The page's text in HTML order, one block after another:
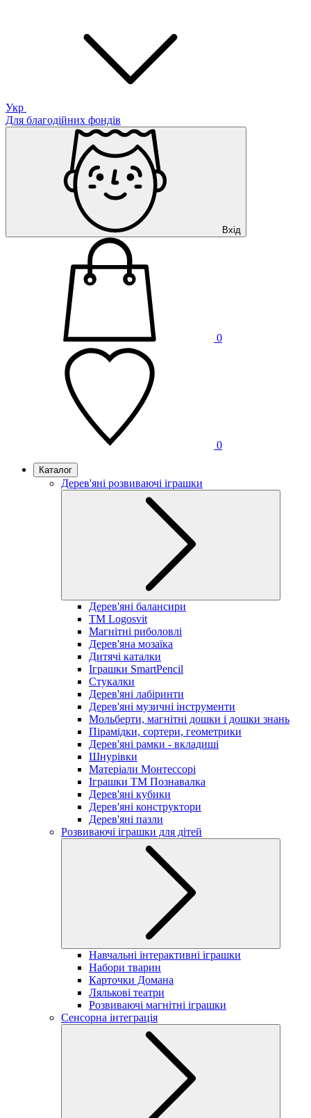
Укр
Для благодійних фондів
Вхід
0
0
Каталог
Дерев'яні розвиваючі іграшки
Дерев'яні балансири
TM Logosvit
Магнітні риболовлі
Дерев'яна мозаїка
Дитячі каталки
Іграшки SmartPencil
Стукалки
Дерев'яні лабіринти
Дерев'яні музичні інструменти
Мольберти, магнітні дошки і дошки знань
Пірамідки, сортери, геометрики
Дерев'яні рамки - вкладиші
Шнурівки
Матеріали Монтессорі
Іграшки ТМ Познавалка
Дерев'яні кубики
Дерев'яні конструктори
Дерев'яні пазли
Розвиваючі іграшки для дітей
Навчальні інтерактивні іграшки
Набори тварин
Карточки Домана
Лялькові театри
Розвиваючі магнітні іграшки
Сенсорна інтеграція